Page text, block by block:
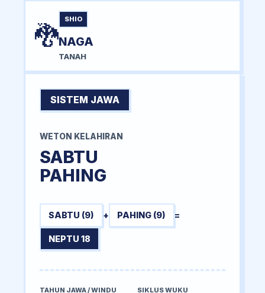
🐉
SHIO
NAGA
TANAH
SISTEM JAWA
WETON KELAHIRAN
SABTU
PAHING
SABTU (9) + PAHING (9) =
NEPTU 18
TAHUN JAWA / WINDU SIKLUS WUKU